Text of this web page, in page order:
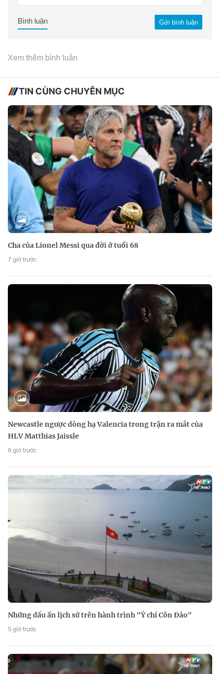
Gửi bình luận
Bình luận
Xem thêm bình luận
TIN CÙNG CHUYÊN MỤC
Cha của Lionel Messi qua đời ở tuổi 68
7 giờ trước
Newcastle ngược dòng hạ Valencia trong trận ra mắt của
HLV Matthias Jaissle
6 giờ trước
Những dấu ấn lịch sử trên hành trình "Ý chí Côn Đảo"
5 giờ trước